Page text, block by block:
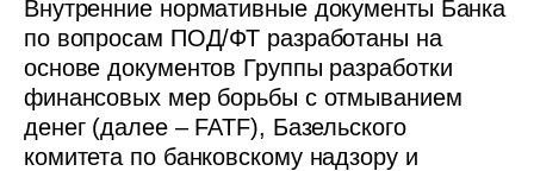
Внутренние нормативные документы Банка
по вопросам ПОД/ФТ разработаны на
основе документов Группы разработки
финансовых мер борьбы с отмыванием
денег (далее – FATF), Базельского
комитета по банковскому надзору и